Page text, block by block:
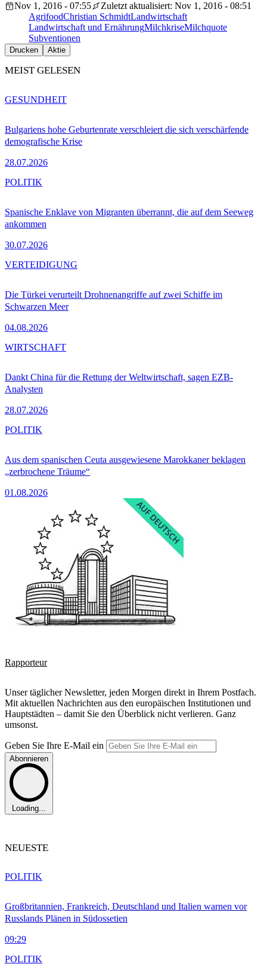
Nov 1, 2016 - 07:55
Zuletzt aktualisiert: Nov 1, 2016 - 08:51
AgrifoodChristian SchmidtLandwirtschaft
Landwirtschaft und ErnährungMilchkriseMilchquote
Subventionen
Drucken Aktie
MEIST GELESEN
Bulgariens hohe Geburtenrate verschleiert die sich verschärfende
demografische Krise
28.07.2026
GESUNDHEIT
Spanische Enklave von Migranten überrannt, die auf dem Seeweg
ankommen
30.07.2026
POLITIK
Die Türkei verurteilt Drohnenangriffe auf zwei Schiffe im
Schwarzen Meer
04.08.2026
VERTEIDIGUNG
Dankt China für die Rettung der Weltwirtschaft, sagen EZB-
Analysten
28.07.2026
WIRTSCHAFT
Aus dem spanischen Ceuta ausgewiesene Marokkaner beklagen
„zerbrochene Träume“
01.08.2026
POLITIK
Rapporteur
Unser täglicher Newsletter, jeden Morgen direkt in Ihrem Postfach.
Mit aktuellen Nachrichten aus den europäischen Institutionen und
Hauptstädten – damit Sie den Überblick nicht verlieren. Ganz
umsonst.
Geben Sie Ihre E-Mail ein
Abonnieren
Loading...
NEUESTE
Großbritannien, Frankreich, Deutschland und Italien warnen vor
Russlands Plänen in Südossetien
09:29
POLITIK
POLITIK